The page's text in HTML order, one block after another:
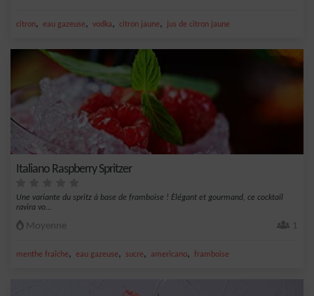
citron, eau gazeuse, vodka, citron jaune, jus de citron jaune
Italiano Raspberry Spritzer
Une variante du spritz à base de framboise ! Élégant et gourmand, ce cocktail
ravira vo...
Moyenne 1
menthe fraîche, eau gazeuse, sucre, americano, framboise